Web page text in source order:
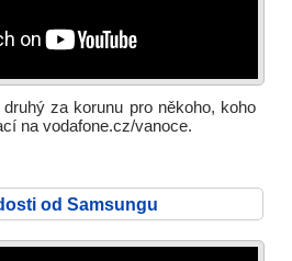
za korunu pro někoho, koho
na vodafone.cz/vanoce.
od Samsungu